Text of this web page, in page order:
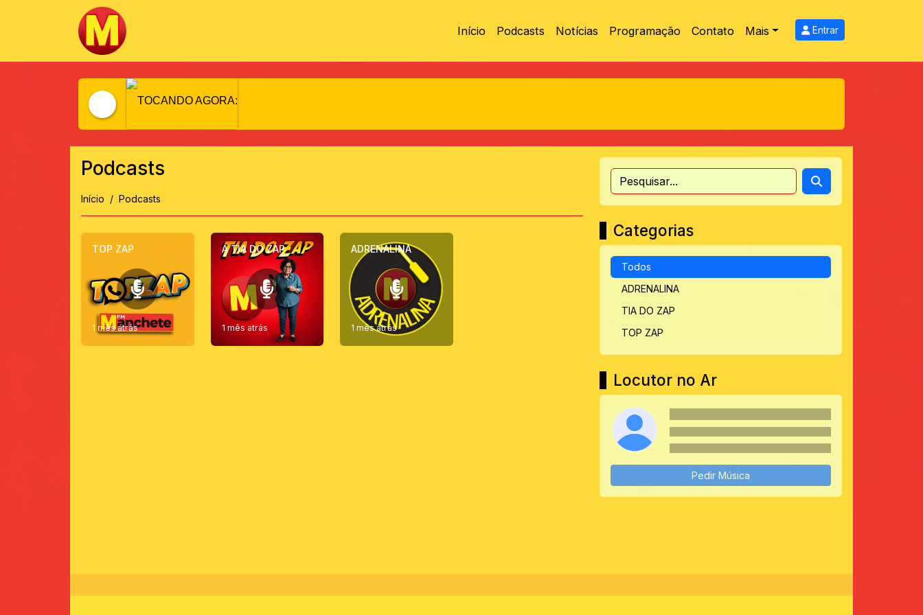
Início Podcasts Notícias Programação Contato Mais Entrar
TOCANDO AGORA:
Podcasts
Início Podcasts
TOP ZAP
1 mês atrás
A TIA DO ZAP
1 mês atrás
ADRENALINA
1 mês atrás
Categorias
Todos
ADRENALINA
TIA DO ZAP
TOP ZAP
Locutor no Ar
Pedir Música